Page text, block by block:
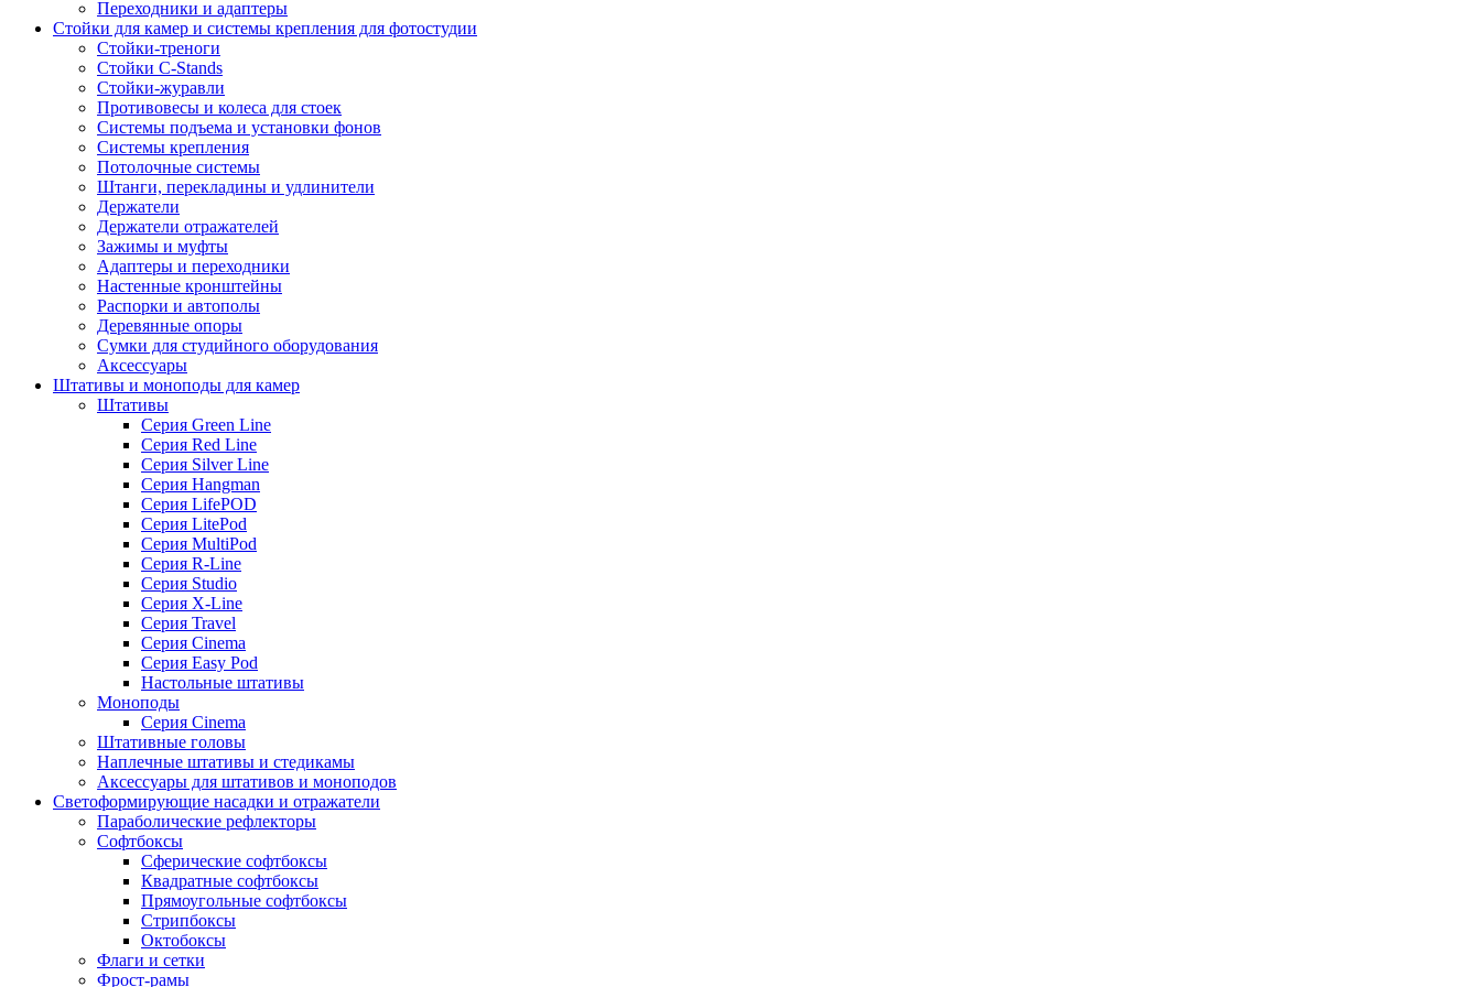
Переходники и адаптеры
Стойки для камер и системы крепления для фотостудии
Стойки-треноги
Стойки C-Stands
Стойки-журавли
Противовесы и колеса для стоек
Системы подъема и установки фонов
Системы крепления
Потолочные системы
Штанги, перекладины и удлинители
Держатели
Держатели отражателей
Зажимы и муфты
Адаптеры и переходники
Настенные кронштейны
Распорки и автополы
Деревянные опоры
Сумки для студийного оборудования
Аксессуары
Штативы и моноподы для камер
Штативы
Серия Green Line
Серия Red Line
Серия Silver Line
Серия Hangman
Серия LifePOD
Серия LitePod
Серия MultiPod
Серия R-Line
Серия Studio
Серия X-Line
Серия Travel
Серия Cinema
Серия Easy Pod
Настольные штативы
Моноподы
Серия Cinema
Штативные головы
Наплечные штативы и стедикамы
Аксессуары для штативов и моноподов
Светоформирующие насадки и отражатели
Параболические рефлекторы
Софтбоксы
Сферические софтбоксы
Квадратные софтбоксы
Прямоугольные софтбоксы
Стрипбоксы
Октобоксы
Флаги и сетки
Фрост-рамы